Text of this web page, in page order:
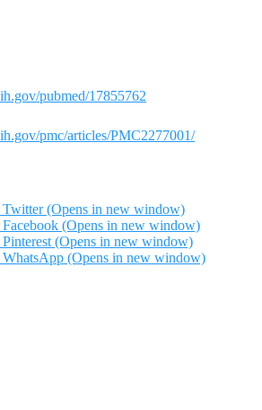
pubmed/17855762
pmc/articles/PMC2277001/
Twitter (Opens in new window)
(Opens in new window)
(Opens in new window)
(Opens in new window)